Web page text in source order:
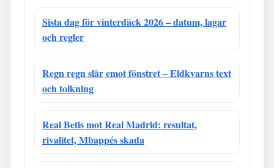
Sista dag för vinterdäck 2026 – datum, lagar
och regler
Regn regn slår emot fönstret – Eldkvarns text
och tolkning
Real Betis mot Real Madrid: resultat,
rivalitet, Mbappés skada